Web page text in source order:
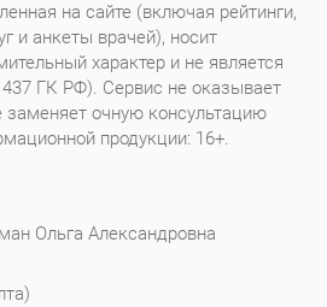
на сайте (включая рейтинги,
и анкеты врачей), носит
характер и не является
437 ГК РФ). Сервис не оказывает
заменяет очную консультацию
продукции: 16+.
Ольга Александровна